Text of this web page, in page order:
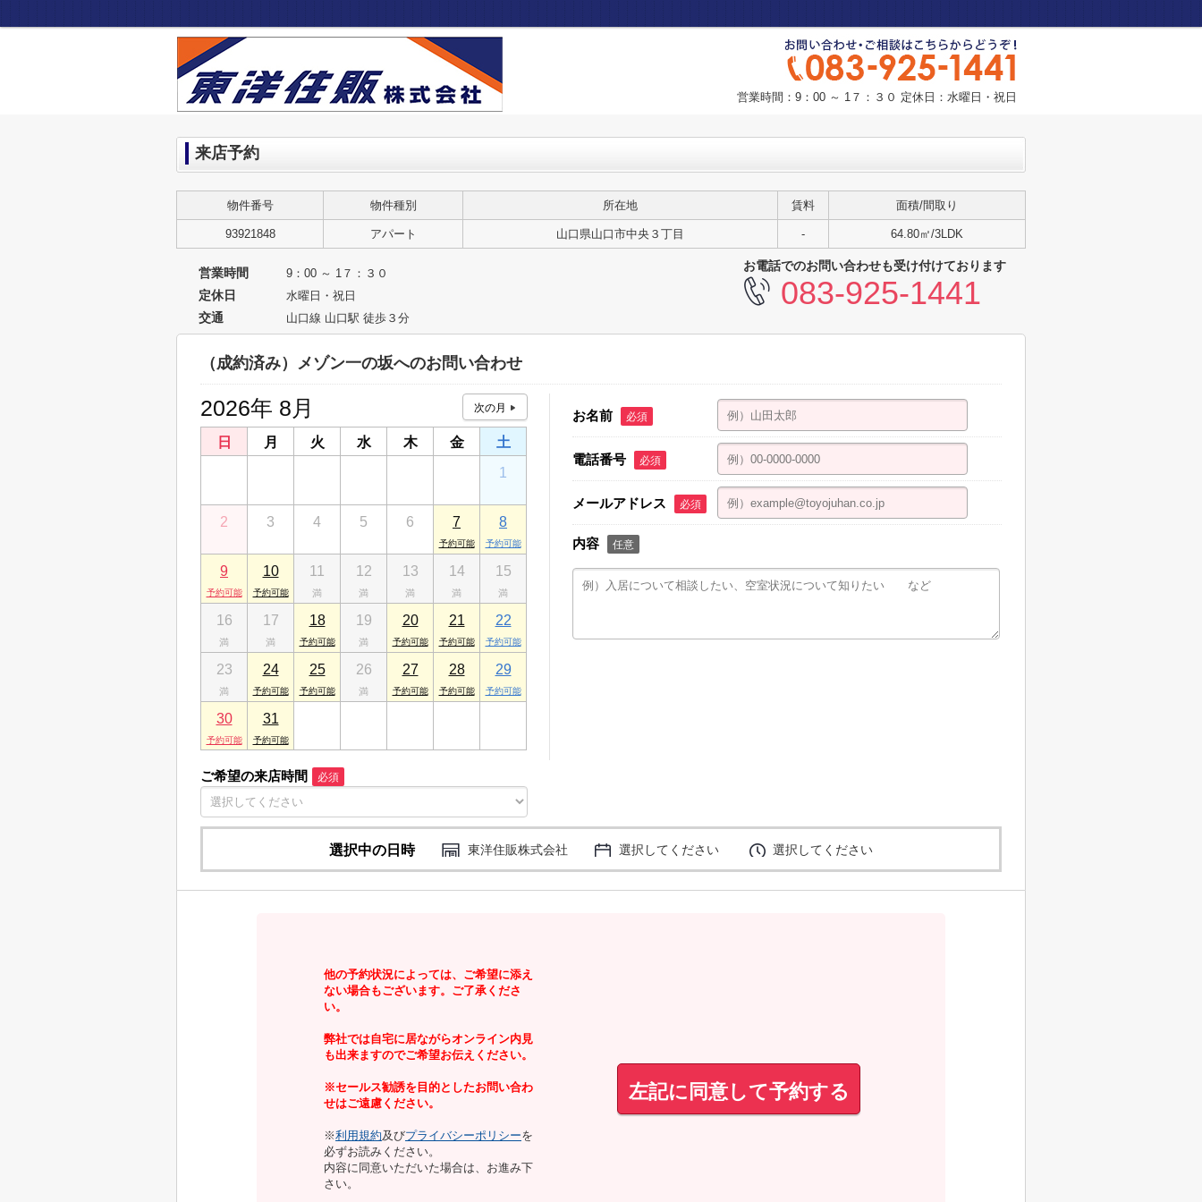
営業時間：9：00 ～ 1７：３０ 定休日：水曜日・祝日
来店予約
物件番号 物件種別 所在地 賃料 面積/間取り
93921848 アパート 山口県山口市中央３丁目 - 64.80㎡/3LDK
営業時間 9：00 ～ 1７：３０
定休日 水曜日・祝日
交通 山口線 山口駅 徒歩３分
お電話でのお問い合わせも受け付けております
083-925-1441
（成約済み）メゾン一の坂へのお問い合わせ
2026年 8月
日 月 火 水 木 金
土
1
2 3 4 5 6 7 8
9 10 11 12 13 14 15
16 17 18 19 20 21 22
23 24 25 26 27 28 29
30 31
ご希望の来店時間 必須
お名前 必須
電話番号 必須
メールアドレス 必須
内容 任意
選択中の日時 東洋住販株式会社 選択してください 選択してください
他の予約状況によっては、ご希望に添え
ない場合もございます。ご了承くださ
い。
弊社では自宅に居ながらオンライン内見
も出来ますのでご希望お伝えください。
※セールス勧誘を目的としたお問い合わ
せはご遠慮ください。
※利用規約及びプライバシーポリシーを
必ずお読みください。
内容に同意いただいた場合は、お進み下
さい。
左記に同意して予約する